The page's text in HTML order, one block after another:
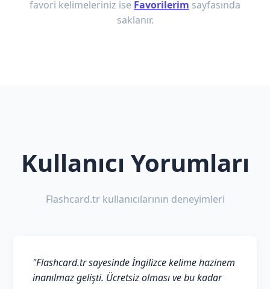
favori kelimeleriniz ise Favorilerim sayfasında
saklanır.
Kullanıcı Yorumları
Flashcard.tr kullanıcılarının deneyimleri
"Flashcard.tr sayesinde İngilizce kelime hazinem
inanılmaz gelişti. Ücretsiz olması ve bu kadar